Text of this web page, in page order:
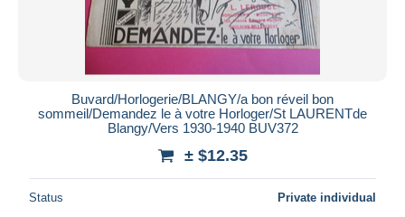
Buvard/Horlogerie/BLANGY/a bon réveil bon
sommeil/Demandez le à votre Horloger/St LAURENTde
Blangy/Vers 1930-1940 BUV372
± $12.35
Status Private individual